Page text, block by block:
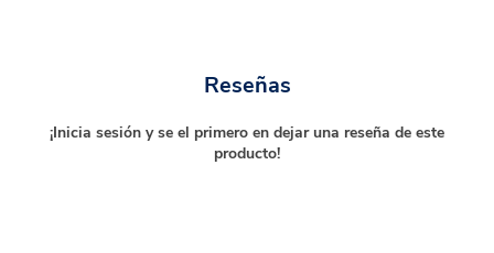
Reseñas
¡Inicia sesión y se el primero en dejar una reseña de este
producto!